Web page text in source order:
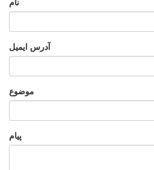
آدرس ایمیل
موضوع
پیام